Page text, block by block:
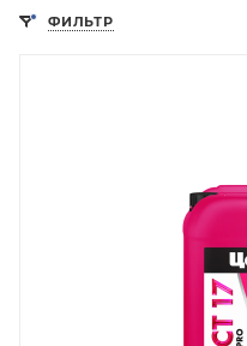
ФИЛЬТР